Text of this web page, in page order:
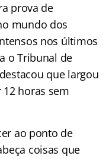
prova de
mundo dos
nos últimos
o Tribunal de
que largou
horas sem
ao ponto de
coisas que